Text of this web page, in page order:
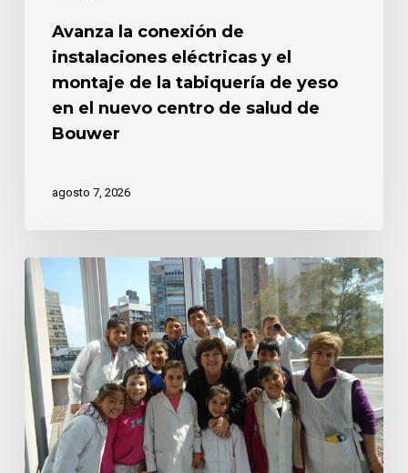
nuevo
centro
Bouwer
Avanza la conexión de
instalaciones eléctricas y el
montaje de la tabiquería de yeso
en el nuevo centro de salud de
Bouwer
agosto 7, 2026
“Yo
abracé
la
docencia
y
la
docencia
me
abrazó
a